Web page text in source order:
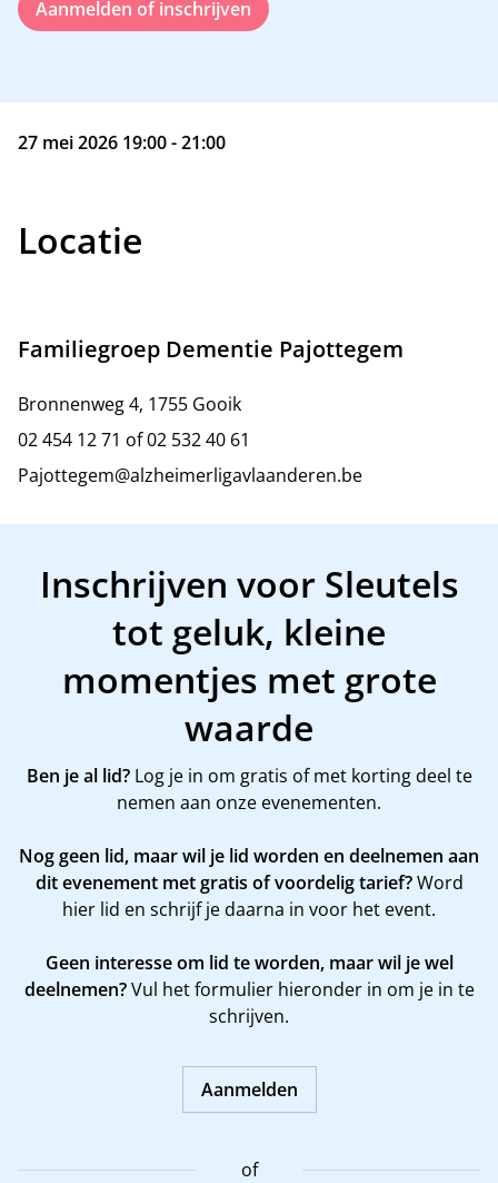
Aanmelden of inschrijven
27 mei 2026 19:00 - 21:00
Locatie
Familiegroep Dementie Pajottegem
Bronnenweg 4, 1755 Gooik
02 454 12 71 of 02 532 40 61
Pajottegem@alzheimerligavlaanderen.be
Inschrijven voor Sleutels
tot geluk, kleine
momentjes met grote
waarde
Ben je al lid?Log je in om gratis of met korting deel te
nemen aan onze evenementen.
Nog geen lid, maar wil je lid worden en deelnemen aan
dit evenement met gratis of voordelig tarief?Word
hier lid en schrijf je daarna in voor het event.
Geen interesse om lid te worden, maar wil je wel
deelnemen?Vul het formulier hieronder in om je in te
schrijven.
Aanmelden
of